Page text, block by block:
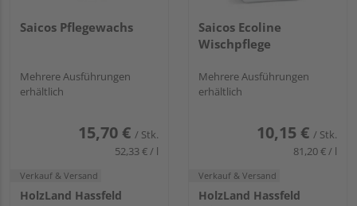
Saicos Pflegewachs
Mehrere Ausführungen
erhältlich
15,70 € / Stk.
52,33 € / l
Verkauf & Versand
HolzLand Hassfeld
Saicos Ecoline
Wischpflege
Mehrere Ausführungen
erhältlich
10,15 € / Stk.
81,20 € / l
Verkauf & Versand
HolzLand Hassfeld